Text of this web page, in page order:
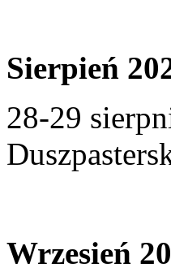
Sierpień
28-29
Wrzesień